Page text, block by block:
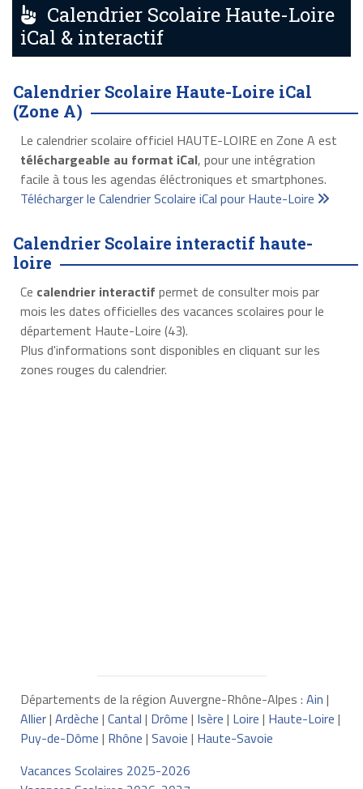
Calendrier Scolaire Haute-Loire
iCal & interactif
Calendrier Scolaire Haute-Loire iCal
(Zone A)
Le calendrier scolaire officiel HAUTE-LOIRE en Zone A est
téléchargeable au format iCal, pour une intégration
facile à tous les agendas éléctroniques et smartphones.
Télécharger le Calendrier Scolaire iCal pour Haute-Loire
Calendrier Scolaire interactif haute-
loire
Ce calendrier interactif permet de consulter mois par
mois les dates officielles des vacances scolaires pour le
département Haute-Loire (43).
Plus d'informations sont disponibles en cliquant sur les
zones rouges du calendrier.
Départements de la région Auvergne-Rhône-Alpes : Ain |
Allier| Ardèche | Cantal | Drôme | Isère | Loire | Haute-Loire |
Puy-de-Dôme | Rhône | Savoie | Haute-Savoie
Vacances Scolaires 2025-2026